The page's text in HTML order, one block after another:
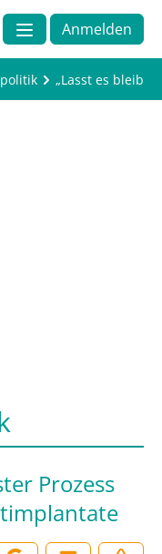
Anmelden
„Lasst es
Prozess